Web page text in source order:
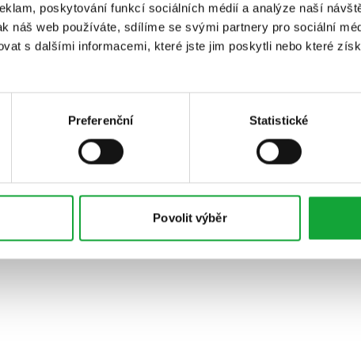
poskytování funkcí sociálních médií a analýze naší
náš web používáte, sdílíme se svými partnery pro sociální
s dalšími informacemi, které jste jim poskytli nebo které
Preferenční Statistické
Povolit výběr